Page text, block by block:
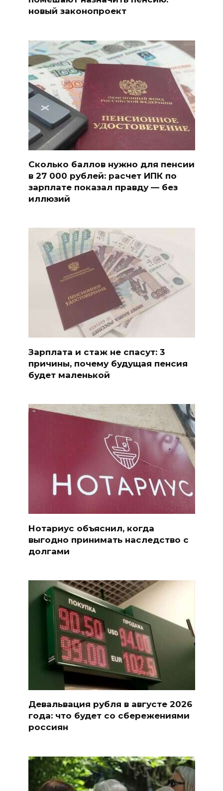
новый законопроект
Сколько баллов нужно для пенсии
в 27 000 рублей: расчет ИПК по
зарплате показал правду — без
иллюзий
Зарплата и стаж не спасут: 3
причины, почему будущая пенсия
будет маленькой
Нотариус объяснил, когда
выгодно принимать наследство с
долгами
Девальвация рубля в августе 2026
года: что будет со сбережениями
россиян